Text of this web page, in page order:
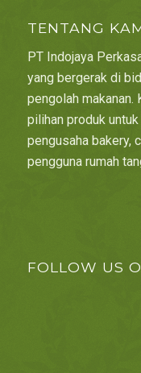
TENTANG
PT Indojaya
yang bergerak di
pengolah makanan.
pilihan produk
pengusaha bakery,
pengguna rumah
FOLLOW US